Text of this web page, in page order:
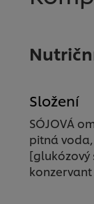
Složení
SÓJOVÁ
pitná
[glukózový